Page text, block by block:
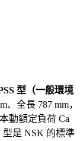
型（一般環境
全長 787 mm，
動額定負荷 Ca
型是 NSK 的標準